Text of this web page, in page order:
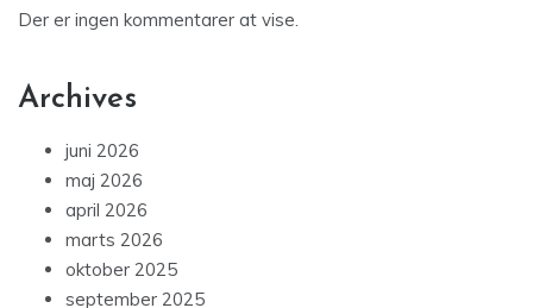
Der er ingen kommentarer at vise.
Archives
juni 2026
maj 2026
april 2026
marts 2026
oktober 2025
september 2025